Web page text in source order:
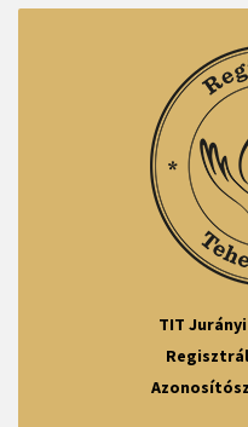
TIT